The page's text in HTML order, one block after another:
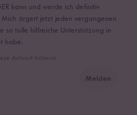
kann und werde ich definitiv
Mich ärgert jetzt jeden vergangenen
so tolle hilfreiche Unterstützung in
habe.
Melden